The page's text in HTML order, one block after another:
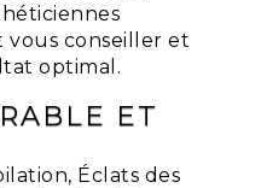
vous conseiller et
optimal.
ET
Éclats des